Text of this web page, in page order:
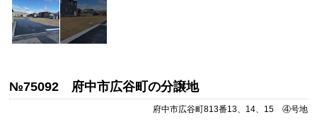
№75092 府中市広谷町の分譲地
府中市広谷町813番13、14、15 ④号地